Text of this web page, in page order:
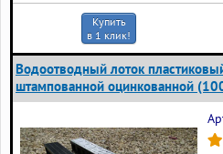
Купить
в 1 клик!
Водоотводный лоток
штампованной оцинкованной